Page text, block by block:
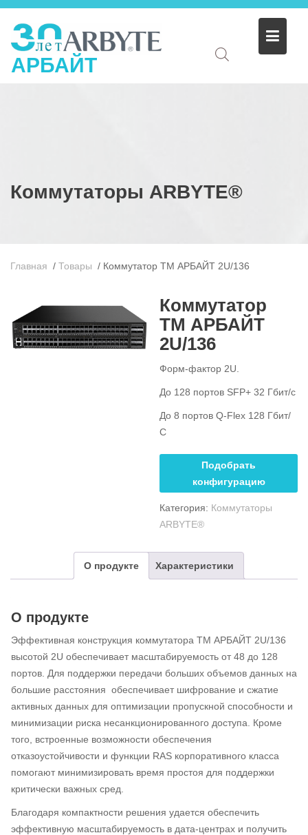
АРБАЙТ
Коммутаторы ARBYTE®
Главная / Товары / Коммутатор ТМ АРБАЙТ 2U/136
Коммутатор
ТМ АРБАЙТ
2U/136
Форм-фактор 2U.
До 128 портов SFP+ 32 Гбит/с
До 8 портов Q-Flex 128 Гбит/
С
Подобрать
конфигурацию
Категория: Коммутаторы
ARBYTE®
О продукте Характеристики
О продукте
Эффективная конструкция коммутатора ТМ АРБАЙТ 2U/136
высотой 2U обеспечивает масштабируемость от 48 до 128
портов. Для поддержки передачи больших объемов данных на
большие расстояния обеспечивает шифрование и сжатие
активных данных для оптимизации пропускной способности и
минимизации риска несанкционированного доступа. Кроме
того, встроенные возможности обеспечения
отказоустойчивости и функции RAS корпоративного класса
помогают минимизировать время простоя для поддержки
критически важных сред.
Благодаря компактности решения удается обеспечить
эффективную масштабируемость в дата-центрах и получить